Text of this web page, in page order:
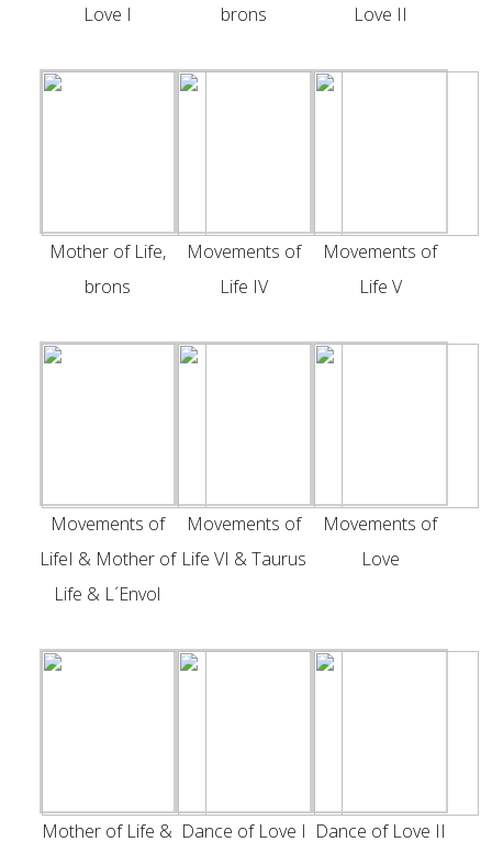
Love I
brons
Love II
Mother of Life,
brons
Movements of
Life IV
Movements of
Life V
Movements of
LifeI & Mother of
Life & L´Envol
Movements of
Life VI & Taurus
Movements of
Love
Mother of Life & Dance of Love I Dance of Love II